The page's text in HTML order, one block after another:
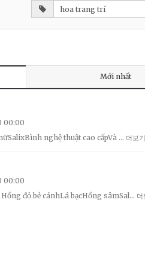
Mới nhất
00:00
nghệ thuật cao cấpVà … 더보기
00:00
đỏ bẻ cánhLá bạcHồng sâmSal… 더